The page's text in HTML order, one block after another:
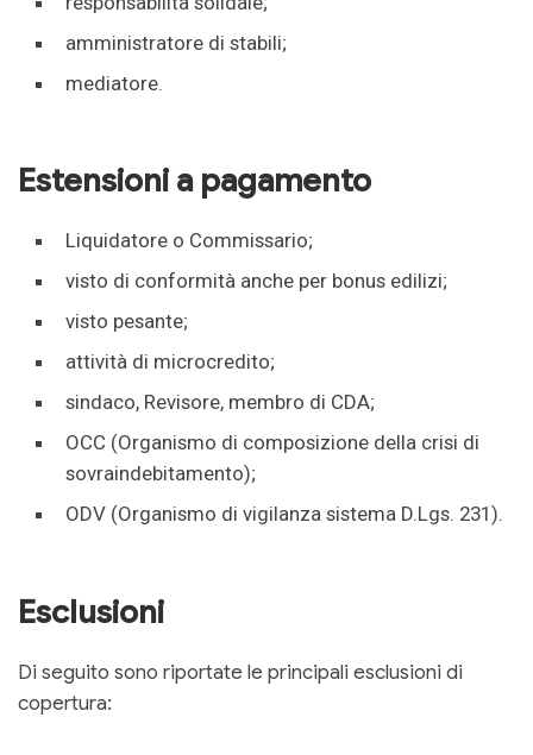
amministratore di stabili;
mediatore.
Estensioni a pagamento
Liquidatore o Commissario;
visto di conformità anche per bonus edilizi;
visto pesante;
attività di microcredito;
sindaco, Revisore, membro di CDA;
OCC (Organismo di composizione della crisi di
sovraindebitamento);
ODV (Organismo di vigilanza sistema D.Lgs. 231).
Esclusioni
Di seguito sono riportate le principali esclusioni di
copertura: